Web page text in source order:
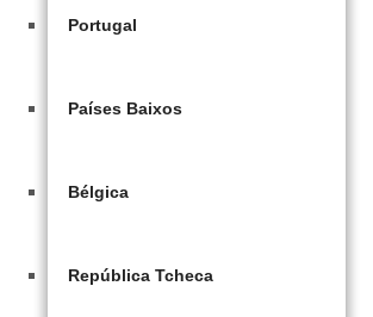
Portugal
Países Baixos
Bélgica
República Tcheca